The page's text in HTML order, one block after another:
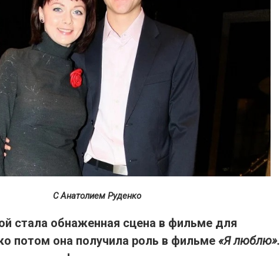
С Анатолием Руденко
стала обнаженная сцена в фильме для
потом она получила роль в фильме «Я люблю».